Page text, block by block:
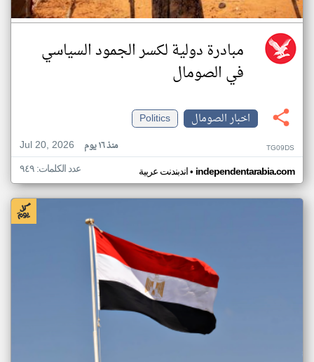
مبادرة دولية لكسر الجمود السياسي
في الصومال
اخبار الصومال
Politics
Jul 20, 2026
منذ ١٦ يوم TG09DS
اندبندنت عربية• independentarabia.com عدد الكلمات: ٩٤٩